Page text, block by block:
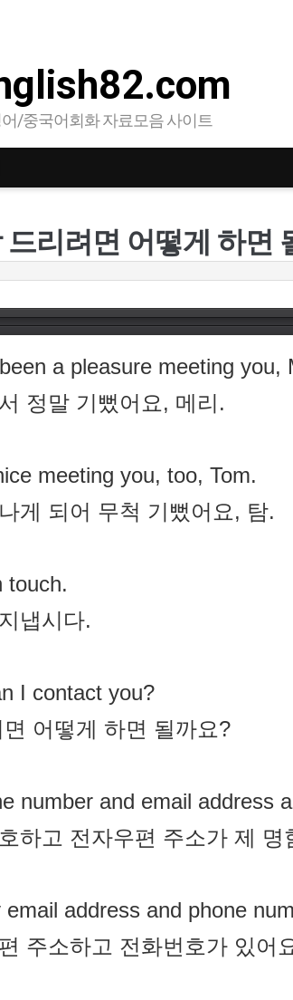
/중국어회화 자료모음 사이트
a pleasure meeting you,
정말 기뻤어요, 메리.
meeting you, too, Tom.
게 되어 무척 기뻤어요, 탐.
touch.
냅시다.
I contact you?
어떻게 하면 될까요?
number and email address
하고 전자우편 주소가 제 명
address and phone
주소하고 전화번호가 있어